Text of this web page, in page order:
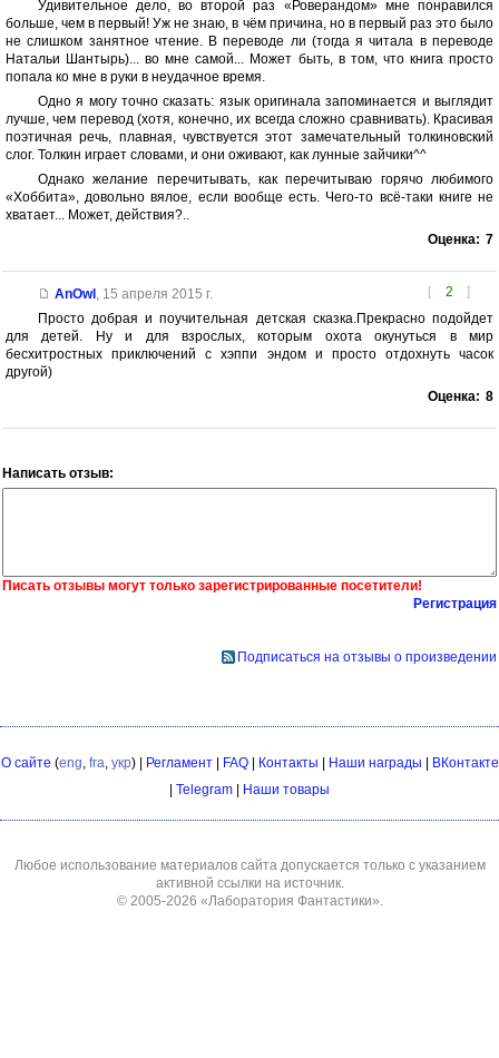
Удивительное дело, во второй раз «Роверандом» мне понравился
больше, чем в первый! Уж не знаю, в чём причина, но в первый раз это было
не слишком занятное чтение. В переводе ли (тогда я читала в переводе
Натальи Шантырь)... во мне самой... Может быть, в том, что книга просто
попала ко мне в руки в неудачное время.
Одно я могу точно сказать: язык оригинала запоминается и выглядит
лучше, чем перевод (хотя, конечно, их всегда сложно сравнивать). Красивая
поэтичная речь, плавная, чувствуется этот замечательный толкиновский
слог. Толкин играет словами, и они оживают, как лунные зайчики^^
Однако желание перечитывать, как перечитываю горячо любимого
«Хоббита», довольно вялое, если вообще есть. Чего-то всё-таки книге не
хватает... Может, действия?..
Оценка: 7
[ 2 ]
AnOwl , 15 апреля 2015 г.
Просто добрая и поучительная детская сказка.Прекрасно подойдет
для детей. Ну и для взрослых, которым охота окунуться в мир
бесхитростных приключений с хэппи эндом и просто отдохнуть часок
другой)
Оценка: 8
Написать отзыв:
Писать отзывы могут только зарегистрированные посетители!
Регистрация
Подписаться на отзывы о произведении
О сайте (eng, fra, укр) | Регламент| FAQ| Контакты Наши награды
ВКонтакте
Telegram Наши товары
Любое использование материалов сайта допускается только с указанием
активной ссылки на источник.
© 2005-2026 «Лаборатория Фантастики».